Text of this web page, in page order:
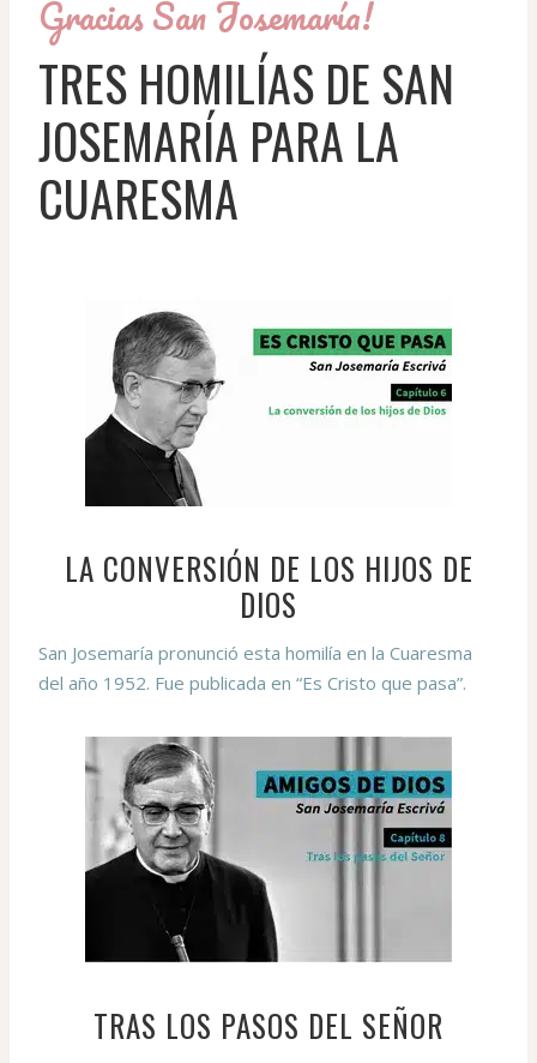
Gracias San Josemaría!
TRES HOMILÍAS DE SAN
JOSEMARÍA PARA LA
CUARESMA
LA CONVERSIÓN DE LOS HIJOS DE
DIOS
San Josemaría pronunció esta homilía en la Cuaresma
del año 1952. Fue publicada en “Es Cristo que pasa”.
TRAS LOS PASOS DEL SEÑOR